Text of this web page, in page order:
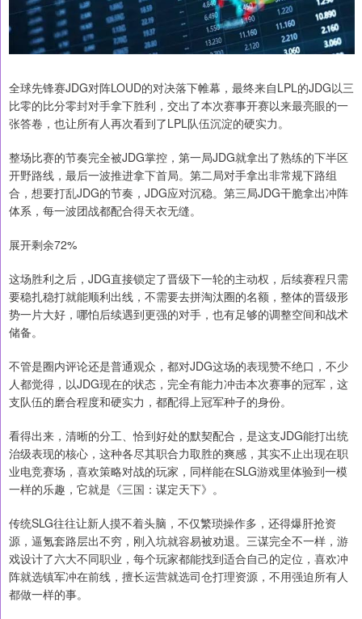
全球先锋赛JDG对阵LOUD的对决落下帷幕，最终来自LPL的JDG以三
比零的比分零封对手拿下胜利，交出了本次赛事开赛以来最亮眼的一
张答卷，也让所有人再次看到了LPL队伍沉淀的硬实力。
整场比赛的节奏完全被JDG掌控，第一局JDG就拿出了熟练的下半区
开野路线，最后一波推进拿下首局。第二局对手拿出非常规下路组
合，想要打乱JDG的节奏，JDG应对沉稳。第三局JDG干脆拿出冲阵
体系，每一波团战都配合得天衣无缝。
展开剩余72%
这场胜利之后，JDG直接锁定了晋级下一轮的主动权，后续赛程只需
要稳扎稳打就能顺利出线，不需要去拼淘汰圈的名额，整体的晋级形
势一片大好，哪怕后续遇到更强的对手，也有足够的调整空间和战术
储备。
不管是圈内评论还是普通观众，都对JDG这场的表现赞不绝口，不少
人都觉得，以JDG现在的状态，完全有能力冲击本次赛事的冠军，这
支队伍的磨合程度和硬实力，都配得上冠军种子的身份。
看得出来，清晰的分工、恰到好处的默契配合，是这支JDG能打出统
治级表现的核心，这种各尽其职合力取胜的爽感，其实不止出现在职
业电竞赛场，喜欢策略对战的玩家，同样能在SLG游戏里体验到一模
一样的乐趣，它就是《三国：谋定天下》。
传统SLG往往让新人摸不着头脑，不仅繁琐操作多，还得爆肝抢资
源，逼氪套路层出不穷，刚入坑就容易被劝退。三谋完全不一样，游
戏设计了六大不同职业，每个玩家都能找到适合自己的定位，喜欢冲
阵就选镇军冲在前线，擅长运营就选司仓打理资源，不用强迫所有人
都做一样的事。